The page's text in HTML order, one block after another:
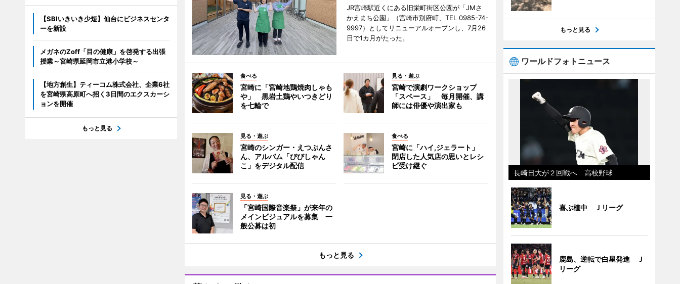
JR宮崎駅近くにある旧栄町街区公園が「JMさ
かえまち公園」（宮崎市別府町、TEL 0985-74-
9997）としてリニューアルオープンし、7月26
日で1カ月がたった。
食べる
宮崎に「宮崎地鶏焼肉しゃも
や」 黒岩土鶏やいつきどり
を七輪で
見る・遊ぶ
宮崎で演劇ワークショップ
「スペース」 毎月開催、講
師には俳優や演出家も
見る・遊ぶ
宮崎のシンガー・えつぷんさ
ん、アルバム「びびしゃん
こ」をデジタル配信
食べる
宮崎に「ハイ,ジェラート」
閉店した人気店の思いとレシ
ピ受け継ぐ
見る・遊ぶ
「宮崎国際音楽祭」が来年の
メインビジュアルを募集 一
般公募は初
もっと見る
【SBIいきいき少短】仙台にビジネスセンタ
ーを新設
メガネのZoff「目の健康」を啓発する出張
授業～宮崎県延岡市立港小学校～
【地方創生】ティーコム株式会社、企業6社
を宮崎県高原町へ招く3日間のエクスカーシ
ョンを開催
もっと見る
もっと見る
ワールドフォトニュース
長崎日大が２回戦へ 高校野球
喜ぶ植中 Ｊリーグ
鹿島、逆転で白星発進 Ｊ
リーグ